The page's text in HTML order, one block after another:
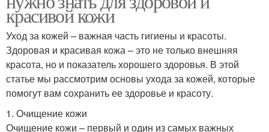
красивой кожи
Уход за кожей – важная часть гигиены и красоты.
Здоровая и красивая кожа – это не только внешняя
красота, но и показатель хорошего здоровья. В этой
статье мы рассмотрим основы ухода за кожей, которые
помогут вам сохранить ее здоровье и красоту.
1. Очищение кожи
Очищение кожи – первый и один из самых важных